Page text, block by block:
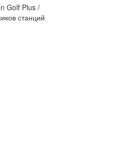
Golf Plus /
станций